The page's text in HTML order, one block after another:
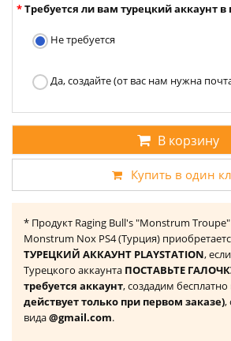
Требуется ли вам турецкий аккаунт в
Не требуется
Да, создайте (от вас нам нужна
В корзину
Купить в один
* Продукт Raging Bull's "Monstrum Troupe"
Monstrum Nox PS4 (Турция)
ТУРЕЦКИЙ АККАУНТ PLAYSTATION,
Турецкого аккаунта ПОСТАВЬТЕ
требуется аккаунт, создадим
действует только при первом заказе),
вида@gmail.com.